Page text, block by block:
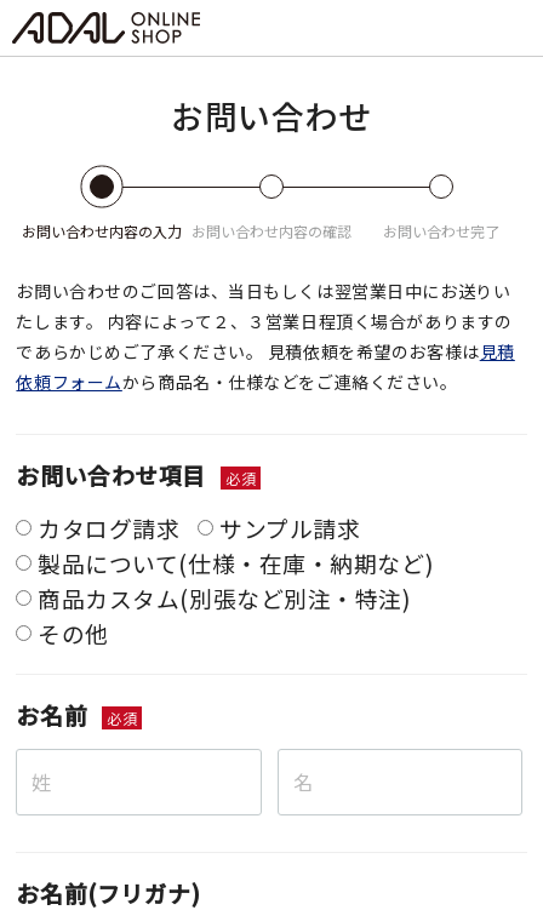
お問い合わせ
お問い合わせ内容の入力 お問い合わせ内容の確認 お問い合わせ完了
お問い合わせのご回答は、当日もしくは翌営業日中にお送りい
たします。
内容によって２、３営業日程頂く場合がありますの
であらかじめご了承ください。
見積依頼を希望のお客様は見積
依頼フォームから商品名・仕様などをご連絡ください。
お問い合わせ項目 必須
カタログ請求
サンプル請求
製品について(仕様・在庫・納期など)
商品カスタム(別張など別注・特注)
その他
お名前 必須
お名前(フリガナ)